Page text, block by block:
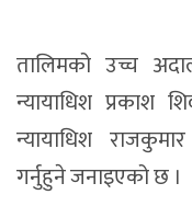
तालिमको उच्च
न्यायाधिश प्रकाश
न्यायाधिश
गर्नुहुने जनाइएको छ ।